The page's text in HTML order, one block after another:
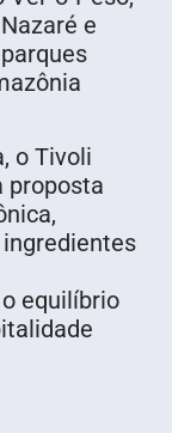
e
o Tivoli
proposta
equilíbrio